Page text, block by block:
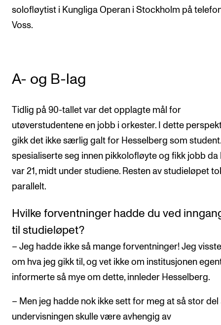
solofløytist i Kungliga Operan i Stockholm på
Voss.
A- og B-lag
Tidlig på 90-tallet var det opplagte mål for
utøverstudentene en jobb i orkester. I dette
gikk det ikke særlig galt for Hesselberg som
spesialiserte seg innen pikkolofløyte og fikk jobb da
var 21, midt under studiene. Resten av studieløpet
parallelt.
Hvilke forventninger hadde du ved
til studieløpet?
– Jeg hadde ikke så mange forventninger! Jeg
om hva jeg gikk til, og vet ikke om institusjonen
informerte så mye om dette, innleder Hesselberg.
– Men jeg hadde nok ikke sett for meg at så stor del
undervisningen skulle være avhengig av